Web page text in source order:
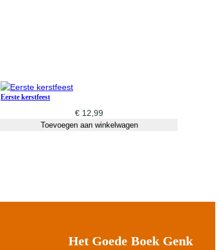
Eerste kerstfeest
€ 12,99
Toevoegen aan winkelwagen
Het Goede Boek Genk